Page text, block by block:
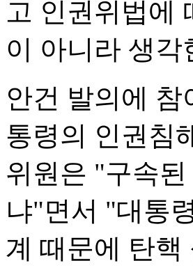
고 인권위법에
이 아니라 생
안건 발의에 참
통령의 인권침
위원은 "구속
냐"면서 "대통
계 때문에 탄핵